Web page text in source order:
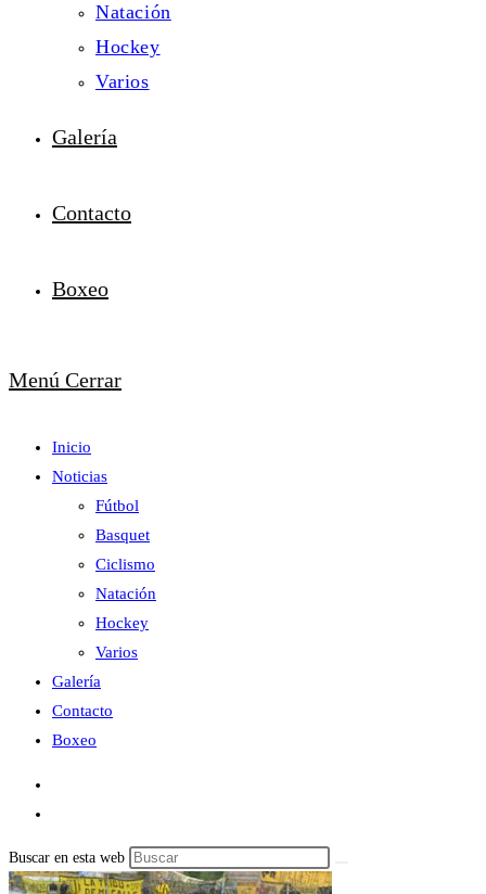
Natación
Hockey
Varios
Galería
Contacto
Boxeo
Menú Cerrar
Inicio
Noticias
Fútbol
Basquet
Ciclismo
Natación
Hockey
Varios
Galería
Contacto
Boxeo
Buscar en esta web